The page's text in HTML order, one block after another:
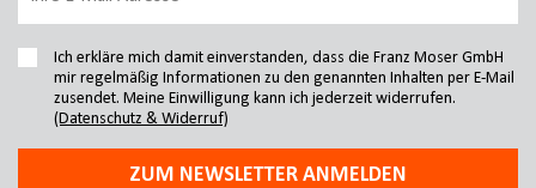
Ich erkläre mich damit einverstanden, dass die Franz Moser GmbH
mir regelmäßig Informationen zu den genannten Inhalten per E-Mail
zusendet. Meine Einwilligung kann ich jederzeit widerrufen.
(Datenschutz & Widerruf)
ZUM NEWSLETTER ANMELDEN